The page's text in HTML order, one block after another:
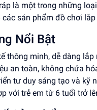
là một trong những
sản phẩm đồ chơi
Nổi Bật
thông minh, dễ dàng lắp
an toàn, không chứa
tư duy sáng tạo và kỹ
với trẻ em từ 6 tuổi trở